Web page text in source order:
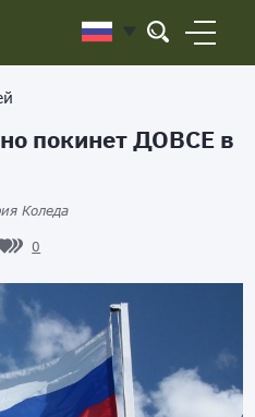
покинет ДОВСЕ в
Коледа
0